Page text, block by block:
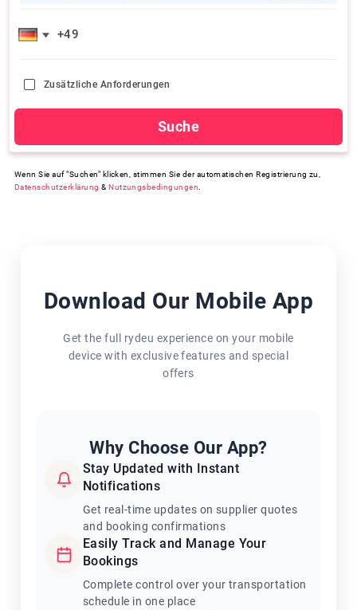
Zusätzliche Anforderungen
Suche
Wenn Sie auf "Suchen" klicken, stimmen Sie der automatischen Registrierung zu,
Datenschutzerklärung &Nutzungsbedingungen
Download Our Mobile App
Get the full rydeu experience on your mobile
device with exclusive features and special
offers
Why Choose Our App?
Stay Updated with Instant
Notifications
Get real-time updates on supplier quotes
and booking confirmations
Easily Track and Manage Your
Bookings
Complete control over your transportation
schedule in one place